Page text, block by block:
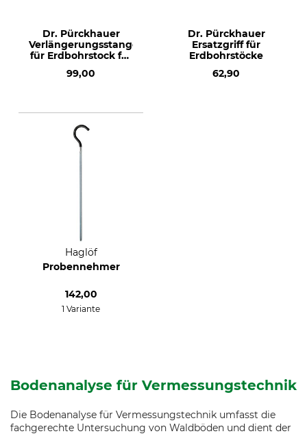
Dr. Pürckhauer
Verlängerungsstange
für Erdbohrstock für
99,00
Dr. Pürckhauer
Ersatzgriff für
Erdbohrstöcke
62,90
Haglöf
Probennehmer
142,00
1 Variante
Bodenanalyse für Vermessungstechnik
Die Bodenanalyse für Vermessungstechnik umfasst die
fachgerechte Untersuchung von Waldböden und dient der